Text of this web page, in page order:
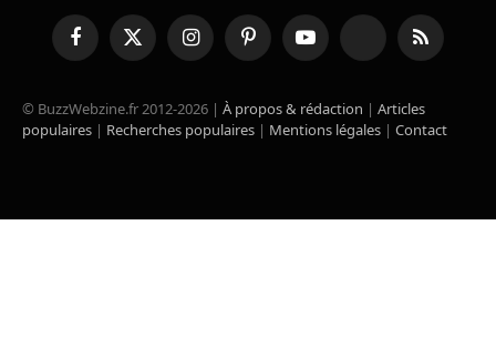
FacebookX
(Twitter)
InstagramPinterestYouTube TikTok RSS
© BuzzWebzine.fr 2012-2026 | À propos & rédaction | Articles
populaires | Recherches populaires | Mentions légales | Contact